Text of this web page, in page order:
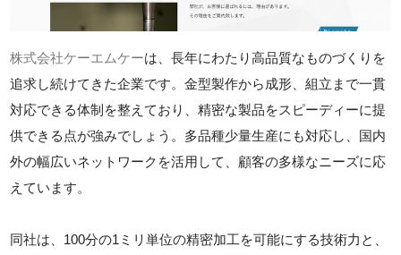
株式会社ケーエムケーは、長年にわたり高品質なものづくりを
追求し続けてきた企業です。金型製作から成形、組立まで一貫
対応できる体制を整えており、精密な製品をスピーディーに提
供できる点が強みでしょう。多品種少量生産にも対応し、国内
外の幅広いネットワークを活用して、顧客の多様なニーズに応
えています。
同社は、100分の1ミリ単位の精密加工を可能にする技術力と、